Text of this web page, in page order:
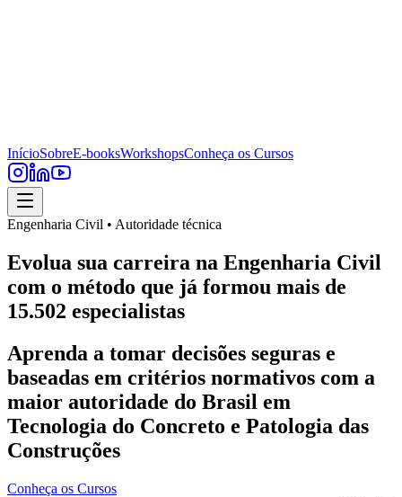
InícioSobreE-booksWorkshopsConheça os Cursos
Engenharia Civil • Autoridade técnica
Evolua sua carreira na Engenharia Civil
com o método que já formou mais de
15.502 especialistas
Aprenda a tomar decisões seguras e
baseadas em critérios normativos com a
maior autoridade do Brasil em
Tecnologia do Concreto e Patologia das
Construções
Conheça os Cursos